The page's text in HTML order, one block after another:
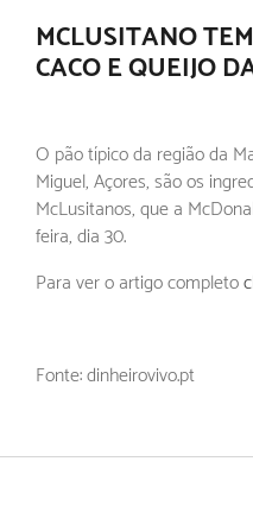
MCLUSITANO
CACO E QUEIJO
O pão típico da região da
Miguel, Açores, são os
McLusitanos, que a
feira, dia 30.
Para ver o artigo completo
Fonte: dinheirovivo.pt